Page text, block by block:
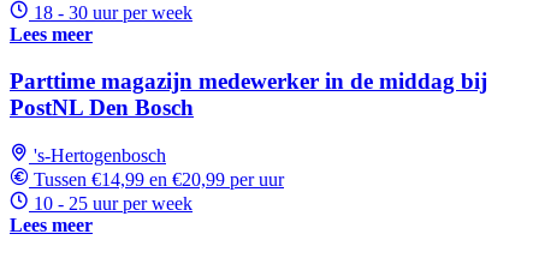
18 - 30 uur per week
Lees meer
Parttime magazijn medewerker in de middag bij
PostNL Den Bosch
's-Hertogenbosch
Tussen €14,99 en €20,99 per uur
10 - 25 uur per week
Lees meer